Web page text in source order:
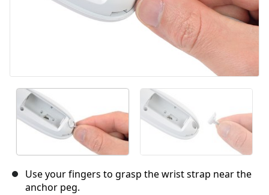
Use your fingers to grasp the wrist strap near the
anchor peg.